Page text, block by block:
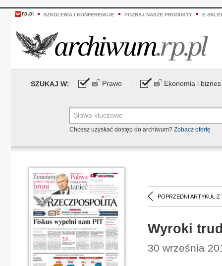
SZKOLENIA I KONFERENCJE POZNAJ NASZE PRODUKTY E-
SZUKAJ W: Prawo Ekonomia i biznes
Chcesz uzyskać dostęp do archiwum? Zobacz ofertę
POPRZEDNI ARTYKUŁ Z
Wyroki
30 września